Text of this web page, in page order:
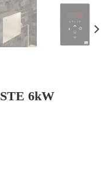
6kW